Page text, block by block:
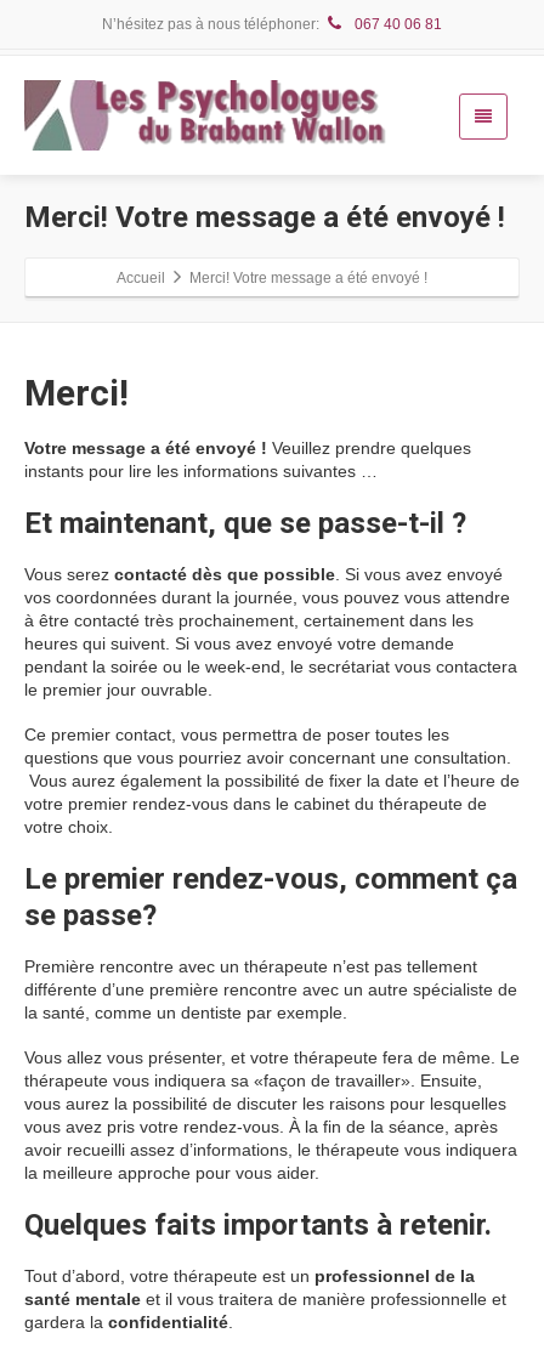
N’hésitez pas à nous téléphoner: 067 40 06 81
Merci! Votre message a été envoyé !
Accueil Merci! Votre message a été envoyé !
Merci!
Votre message a été envoyé ! Veuillez prendre quelques
instants pour lire les informations suivantes …
Et maintenant, que se passe-t-il ?
Vous serez contacté dès que possible . Si vous avez envoyé
vos coordonnées durant la journée, vous pouvez vous attendre
à être contacté très prochainement, certainement dans les
heures qui suivent. Si vous avez envoyé votre demande
pendant la soirée ou le week-end, le secrétariat vous contactera
le premier jour ouvrable.
Ce premier contact, vous permettra de poser toutes les
questions que vous pourriez avoir concernant une consultation.
Vous aurez également la possibilité de fixer la date et l’heure de
votre premier rendez-vous dans le cabinet du thérapeute de
votre choix.
Le premier rendez-vous, comment ça
se passe?
Première rencontre avec un thérapeute n’est pas tellement
différente d’une première rencontre avec un autre spécialiste de
la santé, comme un dentiste par exemple.
Vous allez vous présenter, et votre thérapeute fera de même. Le
thérapeute vous indiquera sa «façon de travailler». Ensuite,
vous aurez la possibilité de discuter les raisons pour lesquelles
vous avez pris votre rendez-vous. À la fin de la séance, après
avoir recueilli assez d’informations, le thérapeute vous indiquera
la meilleure approche pour vous aider.
Quelques faits importants à retenir.
Tout d’abord, votre thérapeute est un professionnel de la
santé mentale et il vous traitera de manière professionnelle et
gardera la confidentialité